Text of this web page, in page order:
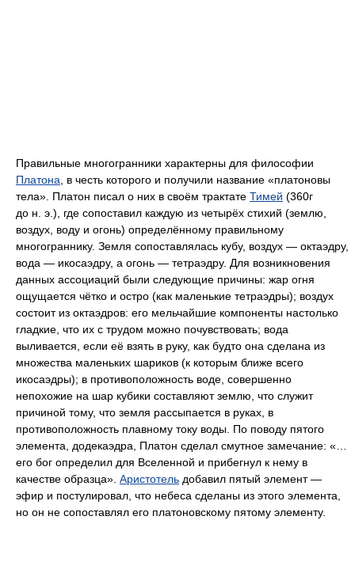
Правильные многогранники характерны для философии
Платона , в честь которого и получили название «платоновы
тела». Платон писал о них в своём трактате Тимей (360г
до н. э.), где сопоставил каждую из четырёх стихий (землю,
воздух, воду и огонь) определённому правильному
многограннику. Земля сопоставлялась кубу, воздух — октаэдру,
вода — икосаэдру, а огонь — тетраэдру. Для возникновения
данных ассоциаций были следующие причины: жар огня
ощущается чётко и остро (как маленькие тетраэдры); воздух
состоит из октаэдров: его мельчайшие компоненты настолько
гладкие, что их с трудом можно почувствовать; вода
выливается, если её взять в руку, как будто она сделана из
множества маленьких шариков (к которым ближе всего
икосаэдры); в противоположность воде, совершенно
непохожие на шар кубики составляют землю, что служит
причиной тому, что земля рассыпается в руках, в
противоположность плавному току воды. По поводу пятого
элемента, додекаэдра, Платон сделал смутное замечание: «…
его бог определил для Вселенной и прибегнул к нему в
качестве образца». Аристотель добавил пятый элемент —
эфир и постулировал, что небеса сделаны из этого элемента,
но он не сопоставлял его платоновскому пятому элементу.